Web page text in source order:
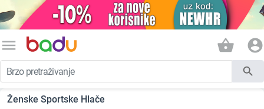
menu shopping_basket account_circle
search
Ženske Sportske Hlače